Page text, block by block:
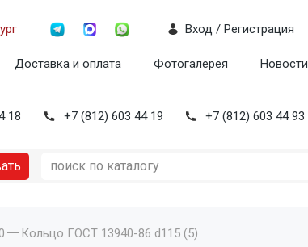
Доставка и оплата Фотогалерея Новости
Вход / Регистрация
18 +7 (812) 603 44 19 +7 (812) 603 44 93
Кольцо ГОСТ 13940-86 d115 (5)